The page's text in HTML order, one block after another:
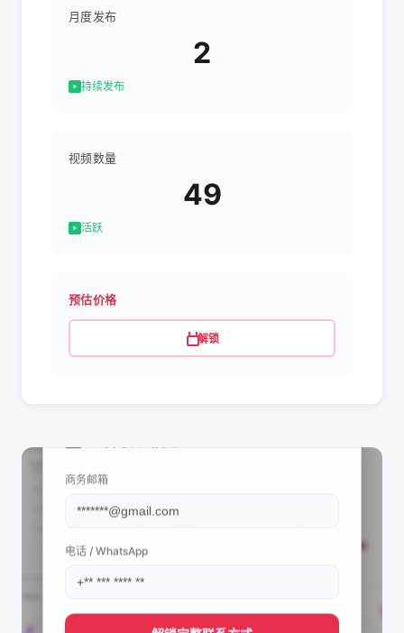
月度发布
2
持续发布
视频数量
49
活跃
预估价格
解锁
商务邮箱
电话 / WhatsApp